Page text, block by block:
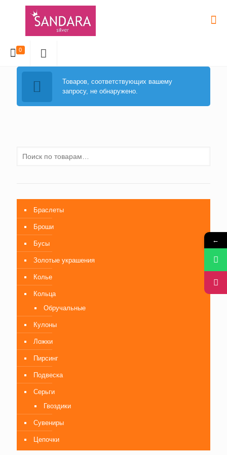
0
Товаров, соответствующих вашему
запросу, не обнаружено.
Браслеты
Броши
Бусы
Золотые украшения
Колье
Кольца
Обручальные
Кулоны
Ложки
Пирсинг
Подвеска
Серьги
Гвоздики
Сувениры
Цепочки
←